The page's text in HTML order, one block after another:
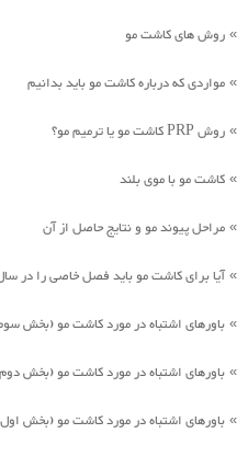
» روش های کاشت مو
» مواردی که درباره کاشت مو باید بدانیم
» روش PRP کاشت مو یا ترمیم مو؟
» کاشت مو با موی بلند
» مراحل پیوند مو و نتایج حاصل از آن
»آیا برای کاشت مو باید فصل خاصی را در
» باورهای اشتباه در مورد کاشت مو (بخش
» باورهای اشتباه در مورد کاشت مو (بخش
» باورهای اشتباه در مورد کاشت مو (بخش